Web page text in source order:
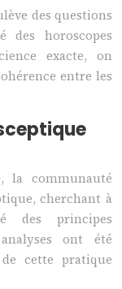
des questions
horoscopes
exacte, on
entre les
la communauté
cherchant à
des principes
ont été
cette pratique